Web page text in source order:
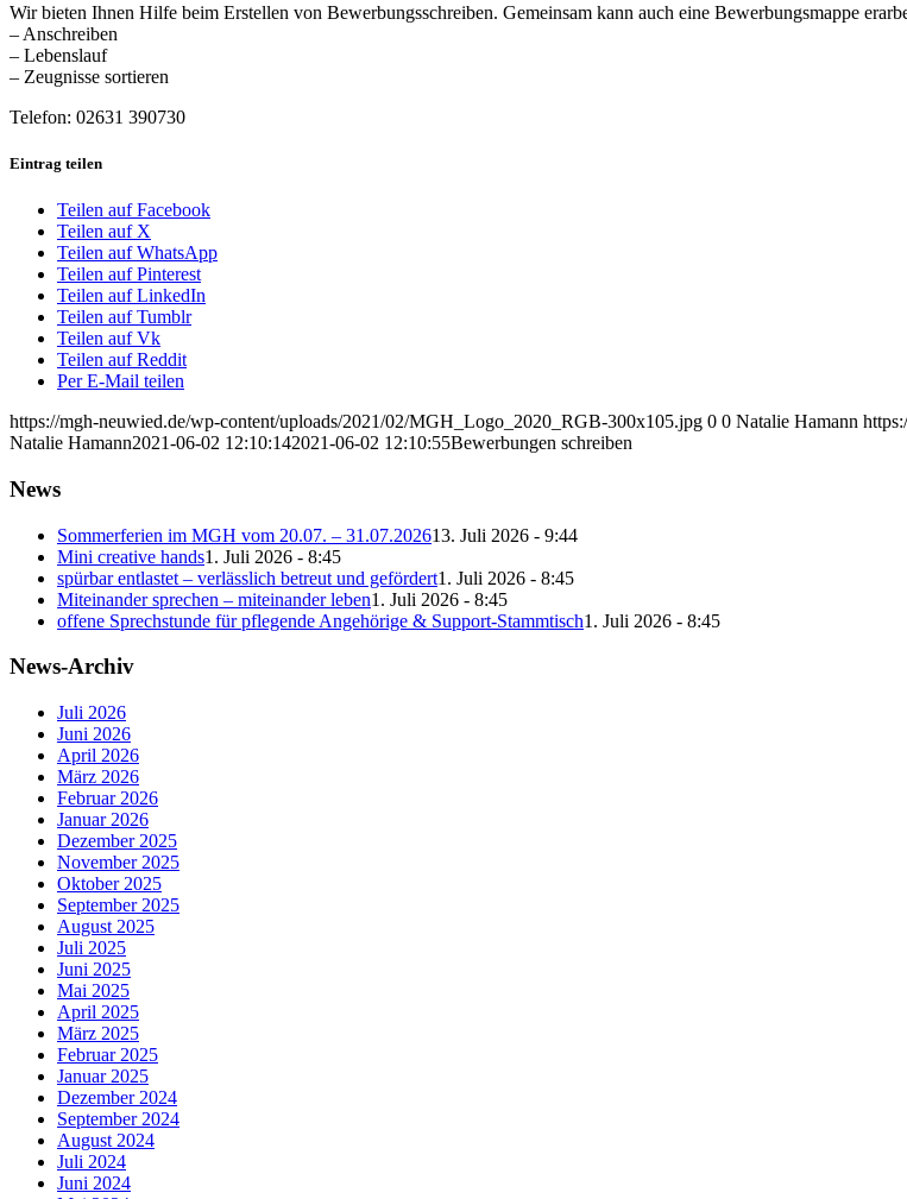
Wir bieten Ihnen Hilfe beim Erstellen von Bewerbungsschreiben. Gemeinsam kann auch eine Bewerbungsmappe
– Anschreiben
– Lebenslauf
– Zeugnisse sortieren
Telefon: 02631 390730
Eintrag teilen
Teilen auf Facebook
Teilen auf X
Teilen auf WhatsApp
Teilen auf Pinterest
Teilen auf LinkedIn
Teilen auf Tumblr
Teilen auf Vk
Teilen auf Reddit
Per E-Mail teilen
https://mgh-neuwied.de/wp-content/uploads/2021/02/MGH_Logo_2020_RGB-300x105.jpg 0 0 Natalie Hamann
Natalie Hamann2021-06-02 12:10:142021-06-02 12:10:55Bewerbungen schreiben
News
Sommerferien im MGH vom 20.07. – 31.07.202613. Juli 2026 - 9:44
Mini creative hands1. Juli 2026 - 8:45
spürbar entlastet – verlässlich betreut und gefördert1. Juli 2026 - 8:45
Miteinander sprechen – miteinander leben1. Juli 2026 - 8:45
offene Sprechstunde für pflegende Angehörige & Support-Stammtisch1. Juli 2026 - 8:45
News-Archiv
Juli 2026
Juni 2026
April 2026
März 2026
Februar 2026
Januar 2026
Dezember 2025
November 2025
Oktober 2025
September 2025
August 2025
Juli 2025
Juni 2025
Mai 2025
April 2025
März 2025
Februar 2025
Januar 2025
Dezember 2024
September 2024
August 2024
Juli 2024
Juni 2024